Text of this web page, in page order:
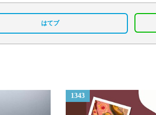
絡みつくような 鎖なんて すてちまえ
はてブ
1343